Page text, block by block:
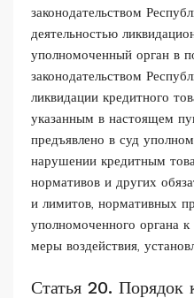
законодательством
деятельностью
уполномоченный орган в
законодательством
ликвидации кредитного
указанным в настоящем
предъявлено в суд
нарушении кредитным
нормативов и других
и лимитов, нормативных
уполномоченного органа
меры воздействия,
Статья 20. Порядок